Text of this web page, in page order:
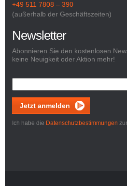
+49 511 7808 – 390
(außerhalb der Geschäftszeiten)
Newsletter
Abonnieren Sie den kostenlosen
keine Neuigkeit oder Aktion mehr!
Jetzt anmelden
Ich habe die Datenschutzbestimmungen